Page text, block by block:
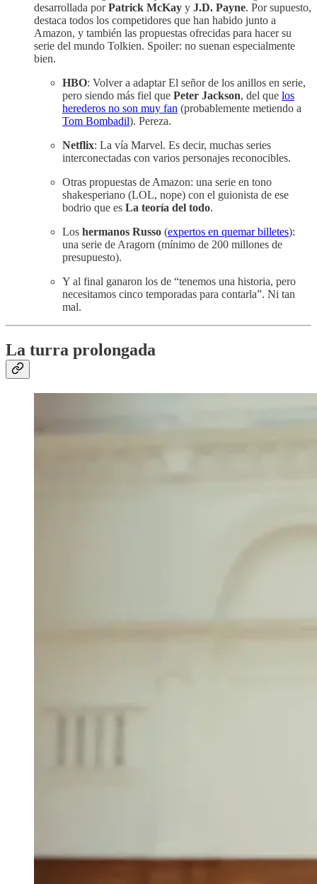
desarrollada porPatrick McKay y J.D. Payne. Por supuesto,
destaca todos los competidores que han habido junto a
Amazon, y también las propuestas ofrecidas para hacer su
serie del mundo Tolkien. Spoiler: no suenan especialmente
bien.
HBO: Volver a adaptar El señor de los anillos en serie,
pero siendo más fiel que Peter Jackson, del que los
herederos no son muy fan (probablemente metiendo a
Tom Bombadil). Pereza.
Netflix: La vía Marvel. Es decir, muchas series
interconectadas con varios personajes reconocibles.
Otras propuestas de Amazon: una serie en tono
shakesperiano (LOL, nope) con el guionista de ese
bodrio que es La teoría del todo.
Los hermanos Russo (expertos en quemar billetes):
una serie de Aragorn (mínimo de 200 millones de
presupuesto).
Y al final ganaron los de “tenemos una historia, pero
necesitamos cinco temporadas para contarla”. Ni tan
mal.
La turra prolongada